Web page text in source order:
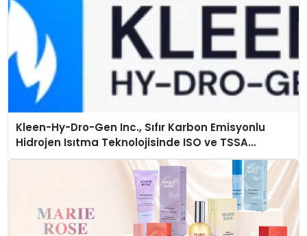
Kleen-Hy-Dro-Gen Inc., Sıfır Karbon Emisyonlu
Hidrojen Isıtma Teknolojisinde ISO ve TSSA
Düzenleyici Onaylarını Aldı